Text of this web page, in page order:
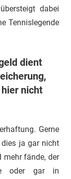
dabei
Tennislegende
dient
nicht
Gerne
ja gar nicht
fände, der
oder gar in